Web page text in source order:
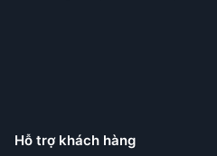
Hỗ trợ khách hàng